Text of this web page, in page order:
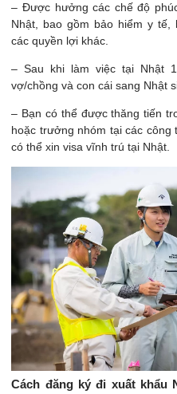
– Được hưởng các chế độ
Nhật, bao gồm bảo hiểm y tế,
các quyền lợi khác.
– Sau khi làm việc tại Nhật
vợ/chồng và con cái sang Nhật
– Bạn có thể được thăng tiến
hoặc trưởng nhóm tại các công
có thể xin visa vĩnh trú tại Nhật​.
Cách đăng ký đi xuất khẩu